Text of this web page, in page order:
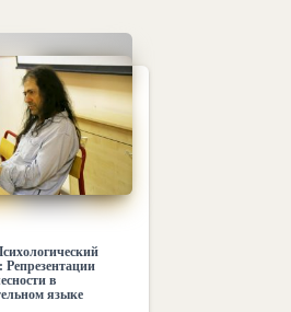
Репрезентации
в
языке